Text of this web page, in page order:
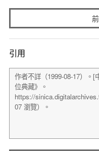
引用